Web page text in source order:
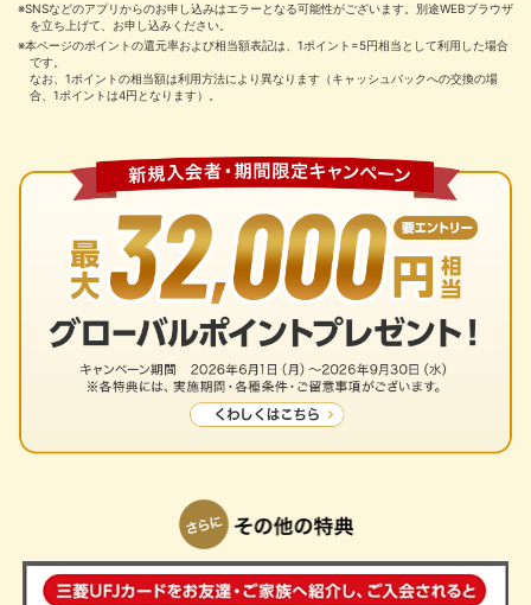
※SNSなどのアプリからのお申し込みはエラーとなる可能性がございます。別途WEBブラウザ
を立ち上げて、お申し込みください。
※本ページのポイントの還元率および相当額表記は、1ポイント=5円相当として利用した場合
です。
なお、1ポイントの相当額は利用方法により異なります（キャッシュバックへの交換の場
合、1ポイントは4円となります）。